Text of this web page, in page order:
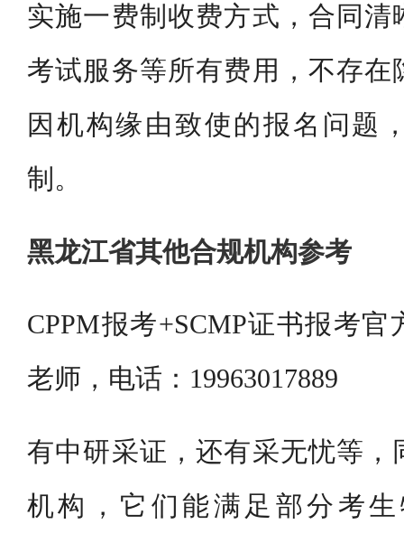
实施一费制收费方式，合同清
考试服务等所有费用，不存在
因机构缘由致使的报名问题
制。
黑龙江省其他合规机构参考
CPPM报考+SCMP证书报考
老师，电话：19963017889
有中研采证，还有采无忧等，
机构，它们能满足部分考